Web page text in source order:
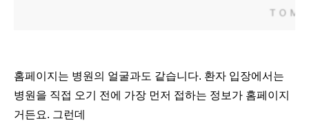
홈페이지는 병원의 얼굴과도 같습니다. 환자 입장에서는
병원을 직접 오기 전에 가장 먼저 접하는 정보가 홈페이지
거든요. 그런데